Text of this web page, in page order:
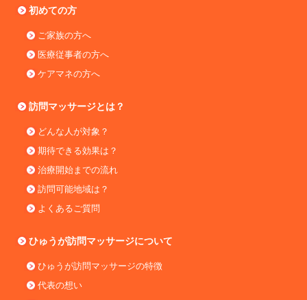
初めての方
ご家族の方へ
医療従事者の方へ
ケアマネの方へ
訪問マッサージとは？
どんな人が対象？
期待できる効果は？
治療開始までの流れ
訪問可能地域は？
よくあるご質問
ひゅうが訪問マッサージについて
ひゅうが訪問マッサージの特徴
代表の想い